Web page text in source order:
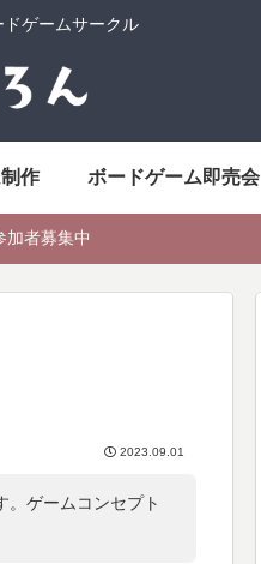
ゲームサークル
作 ボードゲーム即売会
加者募集中
2023.09.01
。ゲームコンセプト